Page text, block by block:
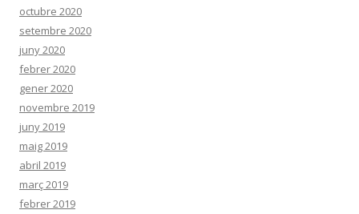
octubre 2020
setembre 2020
juny 2020
febrer 2020
gener 2020
novembre 2019
juny 2019
maig 2019
abril 2019
març 2019
febrer 2019